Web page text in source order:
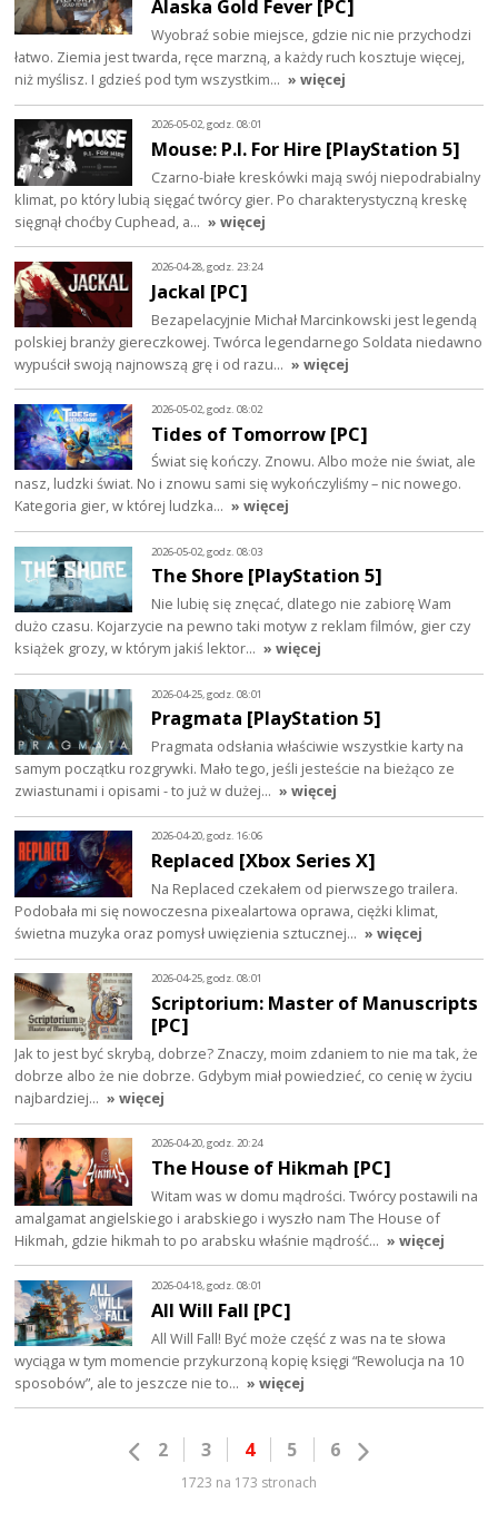
Alaska Gold Fever [PC]
Wyobraź sobie miejsce, gdzie nic nie przychodzi
łatwo. Ziemia jest twarda, ręce marzną, a każdy ruch kosztuje więcej,
niż myślisz. I gdzieś pod tym wszystkim… » więcej
2026-05-02, godz. 08:01
Mouse: P.I. For Hire [PlayStation 5]
Czarno-białe kreskówki mają swój niepodrabialny
klimat, po który lubią sięgać twórcy gier. Po charakterystyczną kreskę
sięgnął choćby Cuphead, a… » więcej
2026-04-28, godz. 23:24
Jackal [PC]
Bezapelacyjnie Michał Marcinkowski jest legendą
polskiej branży giereczkowej. Twórca legendarnego Soldata niedawno
wypuścił swoją najnowszą grę i od razu… » więcej
2026-05-02, godz. 08:02
Tides of Tomorrow [PC]
Świat się kończy. Znowu. Albo może nie świat, ale
nasz, ludzki świat. No i znowu sami się wykończyliśmy – nic nowego.
Kategoria gier, w której ludzka… » więcej
2026-05-02, godz. 08:03
The Shore [PlayStation 5]
Nie lubię się znęcać, dlatego nie zabiorę Wam
dużo czasu. Kojarzycie na pewno taki motyw z reklam filmów, gier czy
książek grozy, w którym jakiś lektor… » więcej
2026-04-25, godz. 08:01
Pragmata [PlayStation 5]
Pragmata odsłania właściwie wszystkie karty na
samym początku rozgrywki. Mało tego, jeśli jesteście na bieżąco ze
zwiastunami i opisami - to już w dużej… » więcej
2026-04-20, godz. 16:06
Replaced [Xbox Series X]
Na Replaced czekałem od pierwszego trailera.
Podobała mi się nowoczesna pixealartowa oprawa, ciężki klimat,
świetna muzyka oraz pomysł uwięzienia sztucznej… » więcej
2026-04-25, godz. 08:01
Scriptorium: Master of Manuscripts
[PC]
Jak to jest być skrybą, dobrze? Znaczy, moim zdaniem to nie ma tak, że
dobrze albo że nie dobrze. Gdybym miał powiedzieć, co cenię w życiu
najbardziej… » więcej
2026-04-20, godz. 20:24
The House of Hikmah [PC]
Witam was w domu mądrości. Twórcy postawili na
amalgamat angielskiego i arabskiego i wyszło nam The House of
Hikmah, gdzie hikmah to po arabsku właśnie mądrość… » więcej
2026-04-18, godz. 08:01
All Will Fall [PC]
All Will Fall! Być może część z was na te słowa
wyciąga w tym momencie przykurzoną kopię księgi “Rewolucja na 10
sposobów”, ale to jeszcze nie to… » więcej
2 3 4 5 6
1723 na 173 stronach